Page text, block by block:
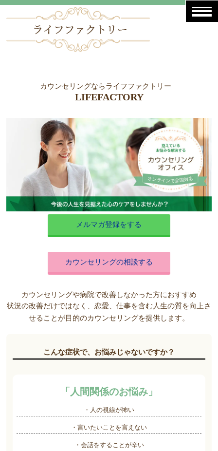
カウンセリングならライフファクトリー
LIFEFACTORY
メルマガ登録をする
カウンセリングの相談する
カウンセリングや病院で改善しなかった方におすすめ
状況の改善だけではなく、恋愛、仕事を含む人生の質を向上さ
せることが目的のカウンセリングを提供します。
こんな症状で、お悩みじゃないですか？
「人間関係のお悩み」
・人の視線が怖い
・言いたいことを言えない
・会話をすることが辛い